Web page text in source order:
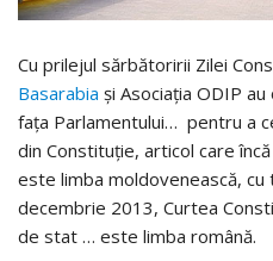
Cu prilejul sărbătoririi Zilei
Basarabia și Asociația ODIP
fața Parlamentului… pentru a
din Constituție, articol care
este limba moldovenească,
decembrie 2013, Curtea
de stat … este limba română.